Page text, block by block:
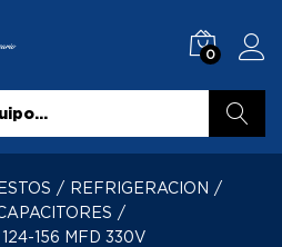
0
/ REFRIGERACION /
/
156 MFD 330V